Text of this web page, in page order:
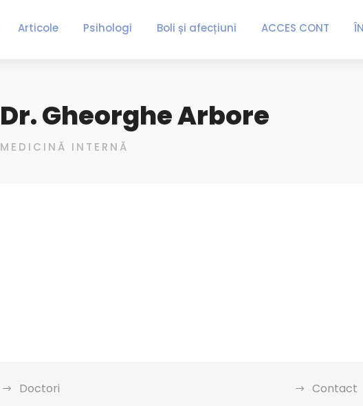
Articole Psihologi Boli și afecțiuni ACCES CONT
Dr. Gheorghe Arbore
MEDICINĂ INTERNĂ
Doctori
Contact